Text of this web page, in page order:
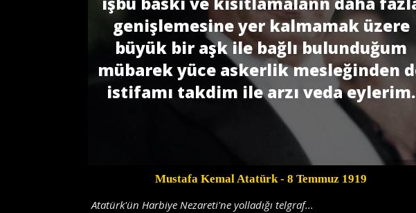
genişlemesine yer kalmamak üzere
büyük bir aşk ile bağlı bulunduğum
mübarek yüce askerlik mesleğinden
istifamı takdim ile arzı veda eylerim.
Mustafa Kemal Atatürk - 8 Temmuz 1919
Atatürk'ün Harbiye Nezareti'ne yolladığı telgraf...